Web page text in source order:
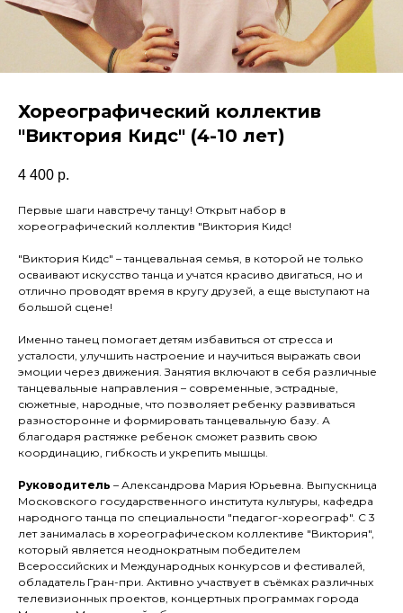
Хореографический коллектив
"Виктория Кидс" (4-10 лет)
4 400 р.
Первые шаги навстречу танцу! Открыт набор в
хореографический коллектив "Виктория Кидс!
"Виктория Кидс" – танцевальная семья, в которой не только
осваивают искусство танца и учатся красиво двигаться, но и
отлично проводят время в кругу друзей, а еще выступают на
большой сцене!
Именно танец помогает детям избавиться от стресса и
усталости, улучшить настроение и научиться выражать свои
эмоции через движения. Занятия включают в себя различные
танцевальные направления – современные, эстрадные,
сюжетные, народные, что позволяет ребенку развиваться
разносторонне и формировать танцевальную базу. А
благодаря растяжке ребенок сможет развить свою
координацию, гибкость и укрепить мышцы.
Руководитель – Александрова Мария Юрьевна. Выпускница
Московского государственного института культуры, кафедра
народного танца по специальности "педагог-хореограф". С 3
лет занималась в хореографическом коллективе "Виктория",
который является неоднократным победителем
Всероссийских и Международных конкурсов и фестивалей,
обладатель Гран-при. Активно участвует в съёмках различных
телевизионных проектов, концертных программах города